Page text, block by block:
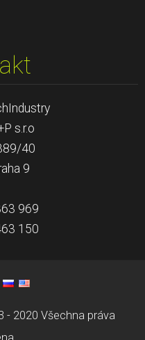
s.r.o
40
9
969
150
- 2020 Všechna práva